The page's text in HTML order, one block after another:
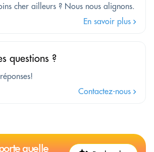
cher ailleurs ? Nous nous alignons.
En savoir plus
questions ?
Contactez-nous
quelle